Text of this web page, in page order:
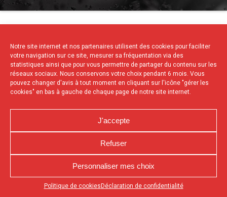
Notre site internet et nos partenaires utilisent des cookies pour faciliter
votre navigation sur ce site, mesurer sa fréquentation via des
statistiques ainsi que pour vous permettre de partager du contenu sur les
réseaux sociaux. Nous conservons votre choix pendant 6 mois. Vous
pouvez changer d'avis à tout moment en cliquant sur l'icône "gérer les
cookies" en bas à gauche de chaque page de notre site internet.
J'accepte
Refuser
Personnaliser mes choix
Politique de cookies Déclaration de confidentialité
Appuyez sur le bouton partager en bas de votre